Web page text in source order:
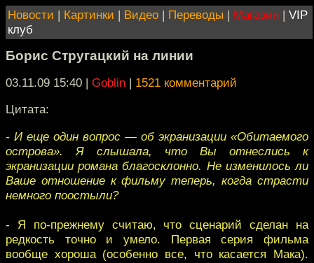
Новости | Картинки | Видео | Переводы | Магазин | VIP
клуб
Борис Стругацкий на линии
03.11.09 15:40 | Goblin | 1521 комментарий
Цитата:
- И еще один вопрос — об экранизации «Обитаемого
острова». Я слышала, что Вы отнеслись к
экранизации романа благосклонно. Не изменилось ли
Ваше отношение к фильму теперь, когда страсти
немного поостыли?
- Я по-прежнему считаю, что сценарий сделан на
редкость точно и умело. Первая серия фильма
вообще хороша (особенно все, что касается Мака).